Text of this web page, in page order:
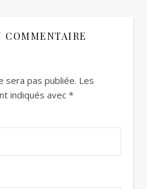
COMMENTAIRE
sera pas publiée. Les
indiqués avec *